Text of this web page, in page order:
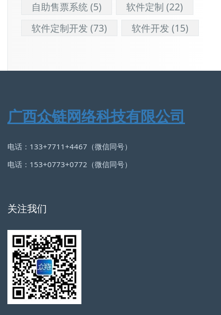
自助售票系统(5) 软件定制 (22)
软件定制开发 (73) 软件开发 (15)
广西众链网络科技有限公司
电话：133+7711+4467（微信同号）
电话：153+0773+0772（微信同号）
关注我们